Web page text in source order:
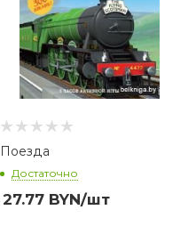
Поезда
Достаточно
27.77 BYN/шт